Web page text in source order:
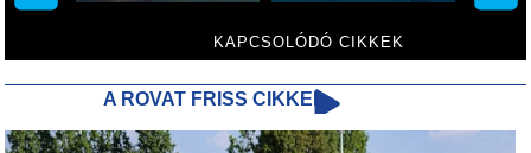
KAPCSOLÓDÓ CIKKEK
A ROVAT FRISS CIKKEI